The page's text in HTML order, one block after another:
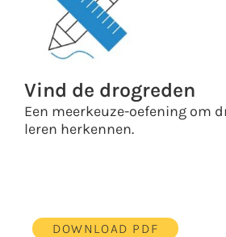
Vind de drogreden
Een meerkeuze-oefening om
leren herkennen.
DOWNLOAD PDF